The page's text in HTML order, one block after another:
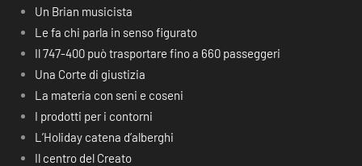
Un Brian musicista
Le fa chi parla in senso figurato
Il 747-400 può trasportare fino a 660 passeggeri
Una Corte di giustizia
La materia con seni e coseni
I prodotti per i contorni
L’Holiday catena d’alberghi
Il centro del Creato